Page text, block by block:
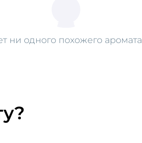
ни одного похожего аромата